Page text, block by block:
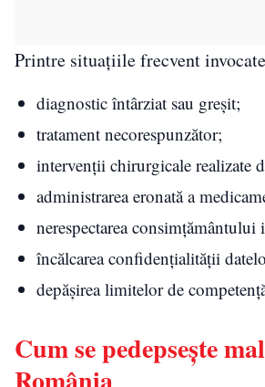
Printre situațiile frecvent
diagnostic întârziat sau greșit;
tratament necorespunzător;
intervenții chirurgicale realizate
administrarea eronată a
nerespectarea consimțământului
încălcarea confidențialității
depășirea limitelor de
Cum se pedepsește